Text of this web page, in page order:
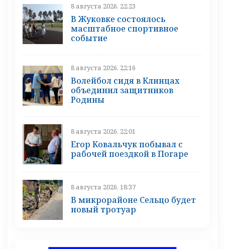
8 августа 2026, 22:23
В Жуковке состоялось
масштабное спортивное
событие
8 августа 2026, 22:16
Волейбол сидя в Клинцах
объединил защитников
Родины
8 августа 2026, 22:01
Егор Ковальчук побывал с
рабочей поездкой в Погаре
8 августа 2026, 18:37
В микрорайоне Сельцо будет
новый тротуар